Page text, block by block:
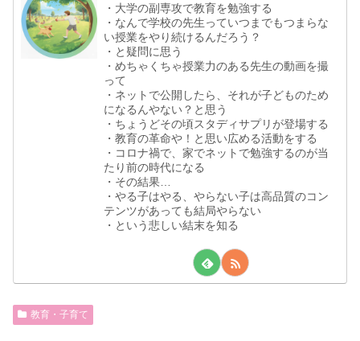
・大学の副専攻で教育を勉強する
・なんで学校の先生っていつまでもつまらな
い授業をやり続けるんだろう？
・と疑問に思う
・めちゃくちゃ授業力のある先生の動画を撮
って
・ネットで公開したら、それが子どものため
になるんやない？と思う
・ちょうどその頃スタディサプリが登場する
・教育の革命や！と思い広める活動をする
・コロナ禍で、家でネットで勉強するのが当
たり前の時代になる
・その結果…
・やる子はやる、やらない子は高品質のコン
テンツがあっても結局やらない
・という悲しい結末を知る
教育・子育て